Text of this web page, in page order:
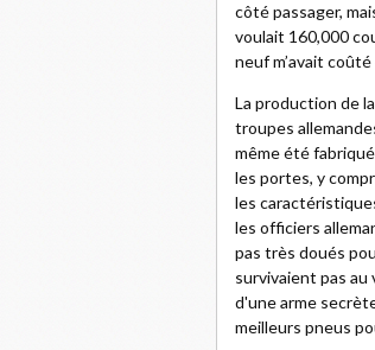
côté passager,
voulait 160,000
neuf m’avait
La production de
troupes
même été
les portes, y
les
les officiers
pas très doués
survivaient pas
d'une arme
meilleurs pneus